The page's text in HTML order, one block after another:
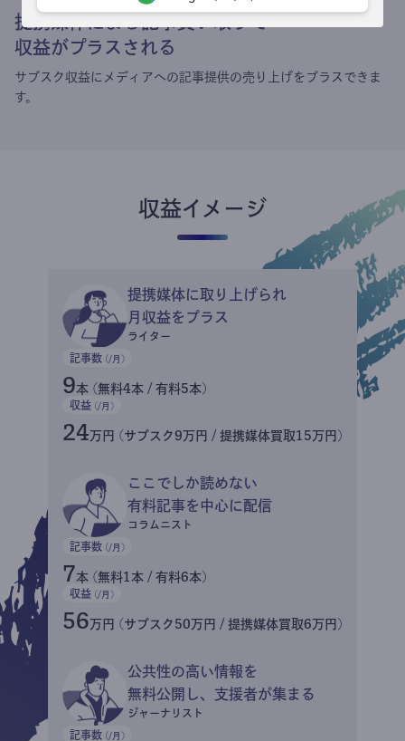
提携媒体による記事買い取りで
収益がプラスされる
サブスク収益にメディアへの記事提供の売り上げをプラスできま
す。
収益イメージ
提携媒体に取り上げられ
月収益をプラス
ライター
記事数 (/月)
9本 (無料4本 / 有料5本)
収益 (/月)
24万円 (サブスク9万円 / 提携媒体買取15万円)
ここでしか読めない
有料記事を中心に配信
コラムニスト
記事数 (/月)
7本 (無料1本 / 有料6本)
収益 (/月)
56万円 (サブスク50万円 / 提携媒体買取6万円)
公共性の高い情報を
無料公開し、支援者が集まる
ジャーナリスト
記事数 (/月)